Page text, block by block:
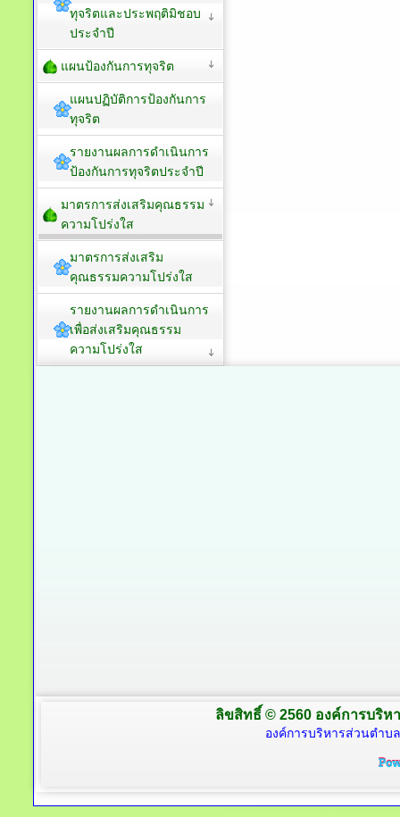
ทุจริตและประพฤติมิชอบ
ประจำปี
แผนป้องกันการทุจริต
แผนปฏิบัติการป้องกันการ
ทุจริต
รายงานผลการดำเนินการ
ป้องกันการทุจริตประจำปี
มาตรการส่งเสริมคุณธรรม
ความโปร่งใส
มาตรการส่งเสริม
คุณธรรมความโปร่งใส
รายงานผลการดำเนินการ
เพื่อส่งเสริมคุณธรรม
ความโปร่งใส
ลิขสิทธิ์ © 2560 องค์การบริห
องค์การบริหารส่วนตำบ